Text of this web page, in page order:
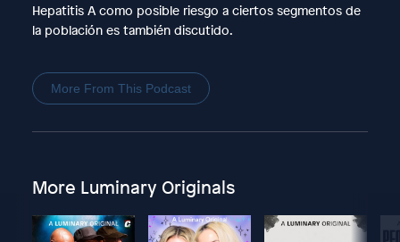
Hepatitis A como posible riesgo a ciertos segmentos de
la población es también discutido.
More From This Podcast
More Luminary Originals